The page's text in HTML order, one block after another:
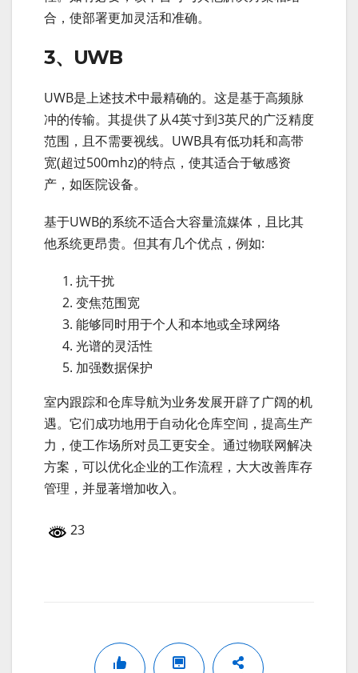
合，使部署更加灵活和准确。
3、UWB
UWB是上述技术中最精确的。这是基于高频脉
冲的传输。其提供了从4英寸到3英尺的广泛精度
范围，且不需要视线。UWB具有低功耗和高带
宽(超过500mhz)的特点，使其适合于敏感资
产，如医院设备。
基于UWB的系统不适合大容量流媒体，且比其
他系统更昂贵。但其有几个优点，例如:
抗干扰
变焦范围宽
能够同时用于个人和本地或全球网络
光谱的灵活性
加强数据保护
室内跟踪和仓库导航为业务发展开辟了广阔的机
遇。它们成功地用于自动化仓库空间，提高生产
力，使工作场所对员工更安全。通过物联网解决
方案，可以优化企业的工作流程，大大改善库存
管理，并显著增加收入。
23